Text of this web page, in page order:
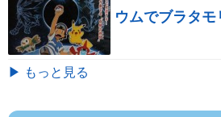
ウムでブラタモ
▶ もっと見る